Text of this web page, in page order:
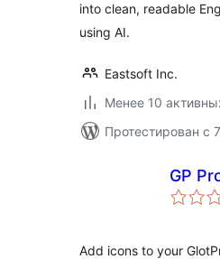
into clean, readable
using AI.
Eastsoft Inc.
Менее 10
Протестирован с
GP
Add icons to your